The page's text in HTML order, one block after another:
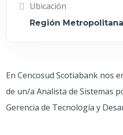
Ubicación
Región
En Cencosud Scotiabank nos
de un/a Analista de Sistemas
Gerencia de Tecnología y